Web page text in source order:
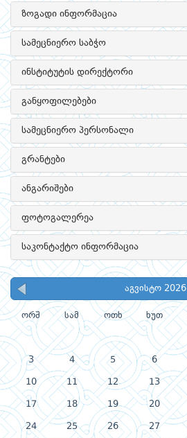
ზოგადი ინფორმაცია
სამეცნიერო საბჭო
ინსტიტუტის დირექტორი
განყოფილებები
სამეცნიერო პერსონალი
გრანტები
ანგარიშები
ფოტოგალერეა
საკონტაქტო ინფორმაცია
აგვისტო 2026
ორშ სამ ოთხ ხუთ
3 4 5 6
10 11 12 13
17 18 19 20
24 25 26 27